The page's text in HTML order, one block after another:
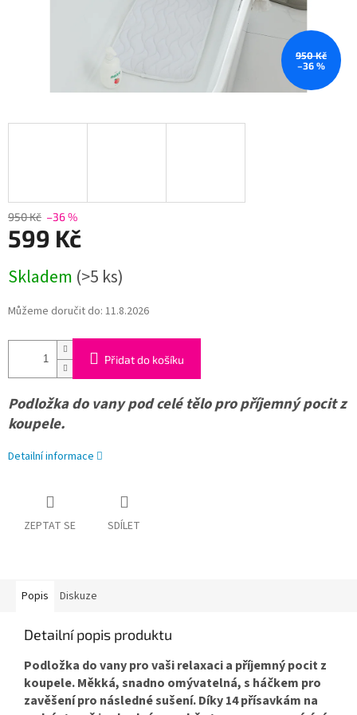
950 Kč
–36 %
950 Kč –36 %
599 Kč
cena:
Skladem (>5 ks)
Můžeme doručit do: 11.8.2026
Přidat do košíku
Podložka do vany pod celé tělo pro příjemný pocit z
koupele.
Detailní informace
ZEPTAT SE SDÍLET
Popis Diskuze
Detailní popis produktu
Podložka do vany pro vaši relaxaci a příjemný pocit z
koupele. Měkká, snadno omývatelná, s háčkem pro
zavěšení pro následné sušení. Díky 14 přísavkám na